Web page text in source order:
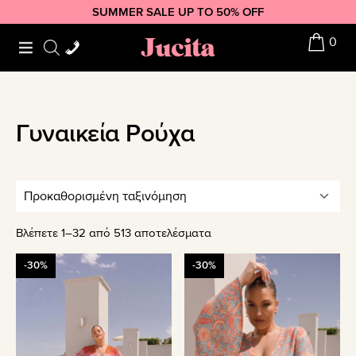
to
primary
to
main
to
footer
SUMMER SALE UP TO 50% OFF
Jucita 0
Γυναικεία Ρούχα
Βλέπετε 1–32 από 513 αποτελέσματα
-30%
Αυτό
το
παραλλαγές.
-30%
Αυτό
το
προϊόν
έχει
πολλαπλές
παραλλαγές.